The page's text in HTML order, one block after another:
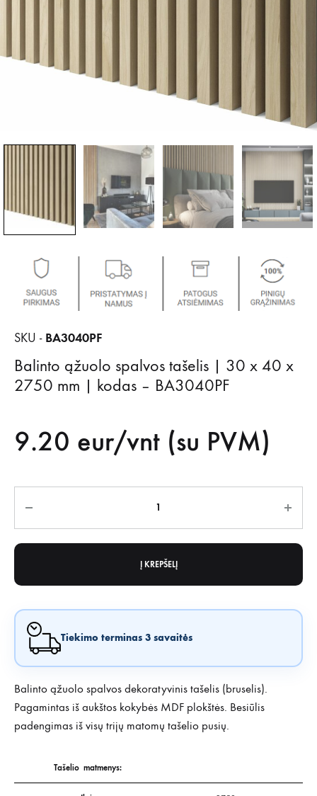
SKU - BA3040PF
Balinto ąžuolo spalvos tašelis | 30 x 40 x
2750 mm | kodas – BA3040PF
9.20 eur/vnt (su PVM)
Į KREPŠELĮ
Tiekimo terminas 3 savaitės
Balinto ąžuolo spalvos dekoratyvinis tašelis (bruselis).
Pagamintas iš aukštos kokybės MDF plokštės. Besiūlis
padengimas iš visų trijų matomų tašelio pusių.
Tašelio matmenys: